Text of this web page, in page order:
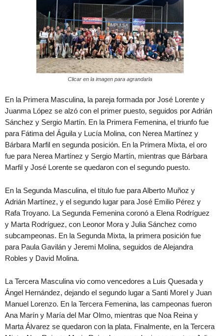
Clicar en la imagen para agrandarla
En la Primera Masculina, la pareja formada por José Lorente y
Juanma López se alzó con el primer puesto, seguidos por Adrián
Sánchez y Sergio Martín. En la Primera Femenina, el triunfo fue
para Fátima del Águila y Lucía Molina, con Nerea Martínez y
Bárbara Marfil en segunda posición. En la Primera Mixta, el oro
fue para Nerea Martínez y Sergio Martín, mientras que Bárbara
Marfil y José Lorente se quedaron con el segundo puesto.
En la Segunda Masculina, el título fue para Alberto Muñoz y
Adrián Martínez, y el segundo lugar para José Emilio Pérez y
Rafa Troyano. La Segunda Femenina coronó a Elena Rodríguez
y Marta Rodríguez, con Leonor Mora y Julia Sánchez como
subcampeonas. En la Segunda Mixta, la primera posición fue
para Paula Gavilán y Jeremi Molina, seguidos de Alejandra
Robles y David Molina.
La Tercera Masculina vio como vencedores a Luis Quesada y
Ángel Hernández, dejando el segundo lugar a Santi Morel y Juan
Manuel Lorenzo. En la Tercera Femenina, las campeonas fueron
Ana Marín y María del Mar Olmo, mientras que Noa Reina y
Marta Álvarez se quedaron con la plata. Finalmente, en la Tercera